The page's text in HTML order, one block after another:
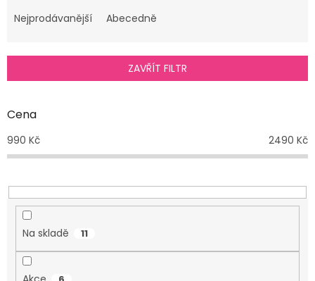
e
í
r
d
k
t
Nejprodávanější
Abecedně
ZAVŘÍT FILTR
Cena
990 Kč 2490 Kč
Na skladě 11